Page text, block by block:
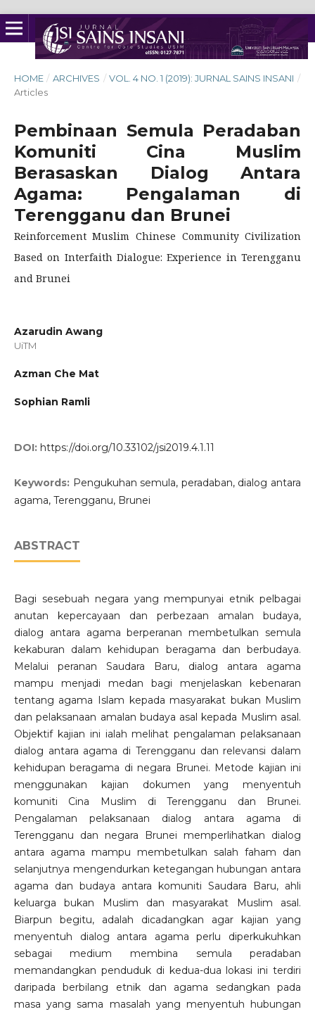
HOME / ARCHIVES / VOL. 4 NO. 1 (2019): JURNAL SAINS INSANI /
Articles
Pembinaan Semula Peradaban
Komuniti Cina Muslim
Berasaskan Dialog Antara
Agama: Pengalaman di
Terengganu dan Brunei
Reinforcement Muslim Chinese Community Civilization
Based on Interfaith Dialogue: Experience in Terengganu
and Brunei
Azarudin Awang
UiTM
Azman Che Mat
Sophian Ramli
DOI: https://doi.org/10.33102/jsi2019.4.1.11
Keywords: Pengukuhan semula, peradaban, dialog antara
agama, Terengganu, Brunei
ABSTRACT
Bagi sesebuah negara yang mempunyai etnik pelbagai
anutan kepercayaan dan perbezaan amalan budaya,
dialog antara agama berperanan membetulkan semula
kekaburan dalam kehidupan beragama dan berbudaya.
Melalui peranan Saudara Baru, dialog antara agama
mampu menjadi medan bagi menjelaskan kebenaran
tentang agama Islam kepada masyarakat bukan Muslim
dan pelaksanaan amalan budaya asal kepada Muslim asal.
Objektif kajian ini ialah melihat pengalaman pelaksanaan
dialog antara agama di Terengganu dan relevansi dalam
kehidupan beragama di negara Brunei. Metode kajian ini
menggunakan kajian dokumen yang menyentuh
komuniti Cina Muslim di Terengganu dan Brunei.
Pengalaman pelaksanaan dialog antara agama di
Terengganu dan negara Brunei memperlihatkan dialog
antara agama mampu membetulkan salah faham dan
selanjutnya mengendurkan ketegangan hubungan antara
agama dan budaya antara komuniti Saudara Baru, ahli
keluarga bukan Muslim dan masyarakat Muslim asal.
Biarpun begitu, adalah dicadangkan agar kajian yang
menyentuh dialog antara agama perlu diperkukuhkan
sebagai medium membina semula peradaban
memandangkan penduduk di kedua-dua lokasi ini terdiri
daripada berbilang etnik dan agama sedangkan pada
masa yang sama masalah yang menyentuh hubungan